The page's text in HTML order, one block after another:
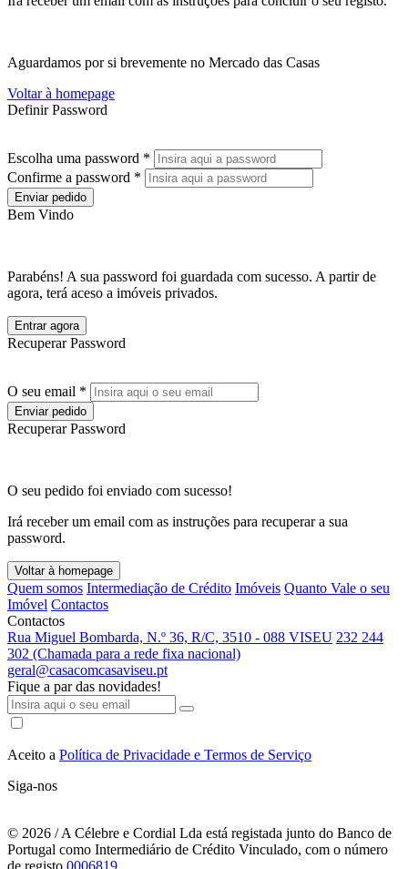
Aguardamos por si brevemente no Mercado das Casas
Voltar à homepage
Definir Password
Escolha uma password *
Confirme a password *
Enviar pedido
Bem Vindo
Parabéns! A sua password foi guardada com sucesso. A partir de
agora, terá aceso a imóveis privados.
Entrar agora
Recuperar Password
O seu email *
Enviar pedido
Recuperar Password
O seu pedido foi enviado com sucesso!
Irá receber um email com as instruções para recuperar a sua
password.
Voltar à homepage
Quem somos Intermediação de Crédito Imóveis Quanto Vale o seu
Imóvel Contactos
Contactos
Rua Miguel Bombarda, N.º 36, R/C, 3510 - 088 VISEU 232 244
302 (Chamada para a rede fixa nacional)
geral@casacomcasaviseu.pt
Fique a par das novidades!
Aceito a Política de Privacidade e Termos de Serviço
Siga-nos
© 2026 / A Célebre e Cordial Lda está registada junto do Banco de
Portugal como Intermediário de Crédito Vinculado, com o número
de registo 0006819